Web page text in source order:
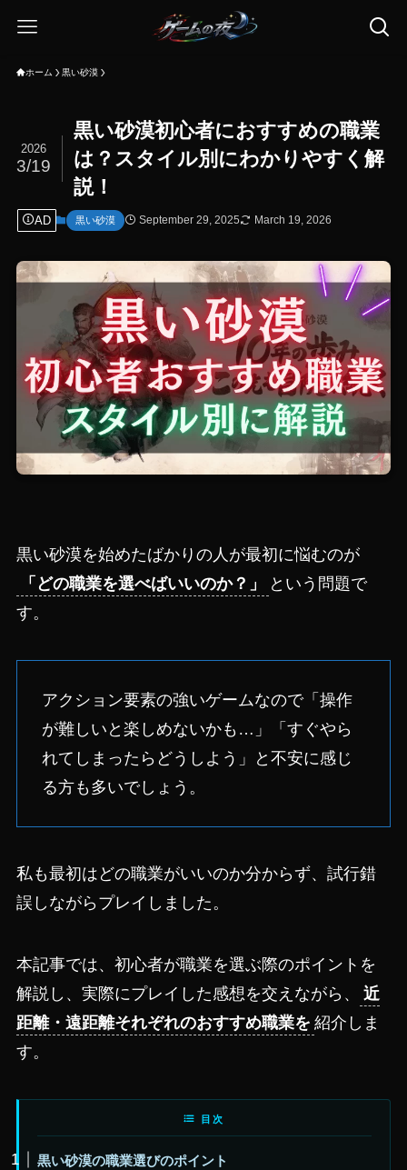
ホーム 黒い砂漠
黒い砂漠初心者におすすめの職業
は？スタイル別にわかりやすく解
説！
2026
3/19
AD 黒い砂漠 September 29, 2025 March 19, 2026
黒い砂漠を始めたばかりの人が最初に悩むのが
「どの職業を選べばいいのか？」
という問題で
す。
アクション要素の強いゲームなので「操作
が難しいと楽しめないかも…」「すぐやら
れてしまったらどうしよう」と不安に感じ
る方も多いでしょう。
私も最初はどの職業がいいのか分からず、試行錯
誤しながらプレイしました。
本記事では、初心者が職業を選ぶ際のポイントを
解説し、実際にプレイした感想を交えながら、
近
距離・遠距離それぞれのおすすめ職業を 紹介しま
す。
目次
黒い砂漠の職業選びのポイント